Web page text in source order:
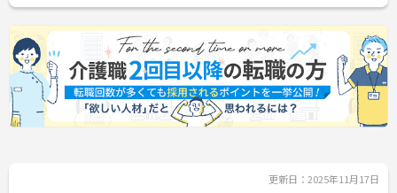
更新日：2025年11月17日